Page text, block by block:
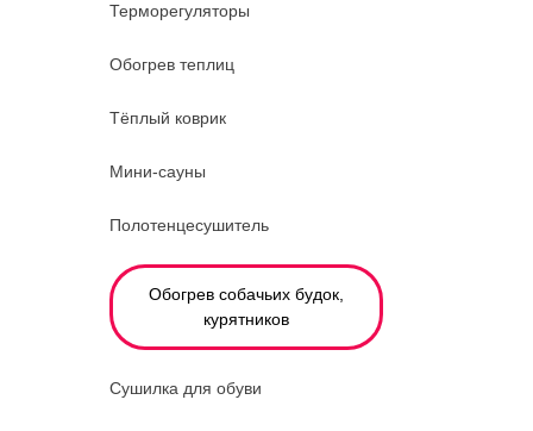
Терморегуляторы
Обогрев теплиц
Тёплый коврик
Мини-сауны
Полотенцесушитель
Обогрев собачьих будок,
курятников
Сушилка для обуви